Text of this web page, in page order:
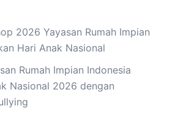
2026 Yayasan Rumah Impian
Hari Anak Nasional
Rumah Impian Indonesia
Nasional 2026 dengan